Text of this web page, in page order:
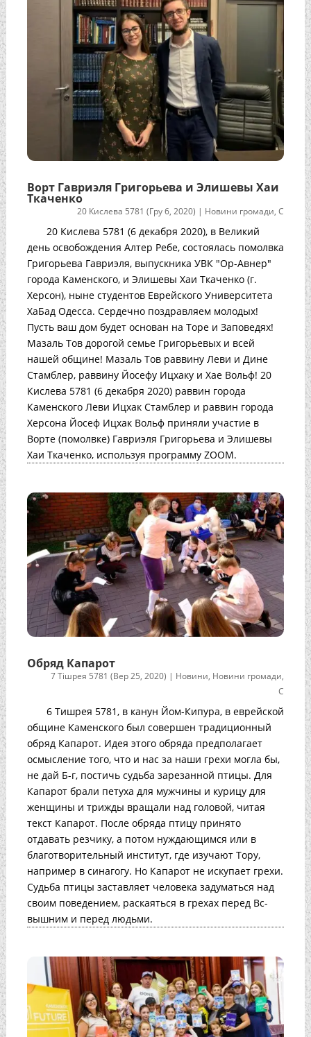
Ворт Гавриэля Григорьева и Элишевы Хаи
Ткаченко
20 Кислева 5781 (Гру 6, 2020) | Новини громади,С
20 Кислева 5781 (6 декабря 2020), в Великий
день освобождения Алтер Ребе, состоялась помолвка
Григорьева Гавриэля, выпускника УВК "Ор-Авнер"
города Каменского, и Элишевы Хаи Ткаченко (г.
Херсон), ныне студентов Еврейского Университета
ХаБад Одесса. Сердечно поздравляем молодых!
Пусть ваш дом будет основан на Торе и Заповедях!
Мазаль Тов дорогой семье Григорьевых и всей
нашей общине! Мазаль Тов раввину Леви и Дине
Стамблер, раввину Йосефу Ицхаку и Хае Вольф! 20
Кислева 5781 (6 декабря 2020) раввин города
Каменского Леви Ицхак Стамблер и раввин города
Херсона Йосеф Ицхак Вольф приняли участие в
Ворте (помолвке) Гавриэля Григорьева и Элишевы
Хаи Ткаченко, используя программу ZOOM.
Обряд Капарот
7 Тішрея 5781 (Вер 25, 2020) | Новини, Новини громади,
С
6 Тишрея 5781, в канун Йом-Кипура, в еврейской
общине Каменского был совершен традиционный
обряд Капарот. Идея этого обряда предполагает
осмысление того, что и нас за наши грехи могла бы,
не дай Б-г, постичь судьба зарезанной птицы. Для
Капарот брали петуха для мужчины и курицу для
женщины и трижды вращали над головой, читая
текст Капарот. После обряда птицу принято
отдавать резчику, а потом нуждающимся или в
благотворительный институт, где изучают Тору,
например в синагогу. Но Капарот не искупает грехи.
Судьба птицы заставляет человека задуматься над
своим поведением, раскаяться в грехах перед Вс-
вышним и перед людьми.